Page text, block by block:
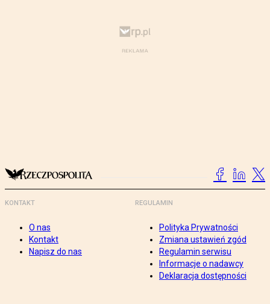
KONTAKT
O nas
Kontakt
Napisz do nas
REGULAMIN
Polityka Prywatności
Zmiana ustawień zgód
Regulamin serwisu
Informacje o nadawcy
Deklaracja dostępności